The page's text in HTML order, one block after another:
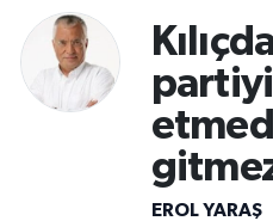
EROL YARAŞ
Politika
Spor
Süper Lig Puan
Tüm Manşetler
Son Dakika Haberleri
Haber Arşivi